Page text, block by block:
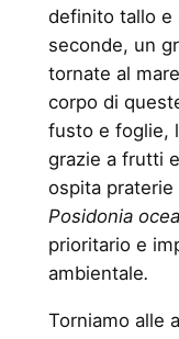
definito tallo e
seconde, un
tornate al
corpo di
fusto e foglie,
grazie a frutti
ospita
Posidonia
prioritario e
ambientale.
Torniamo alle